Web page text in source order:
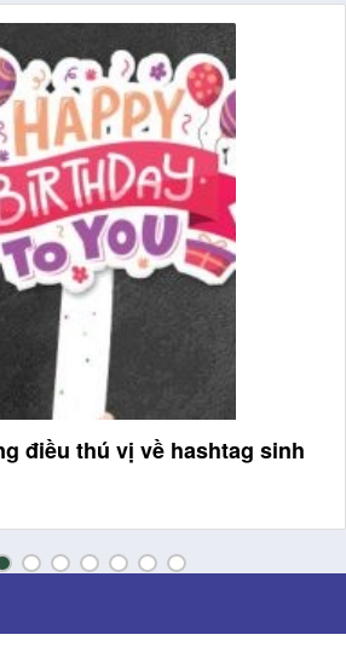
phòng khách sạn